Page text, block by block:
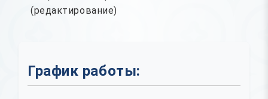
(редактирование)
График работы: